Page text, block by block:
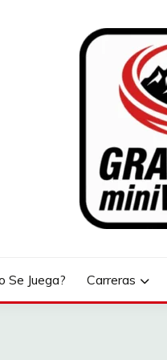
Se Juega? Carreras